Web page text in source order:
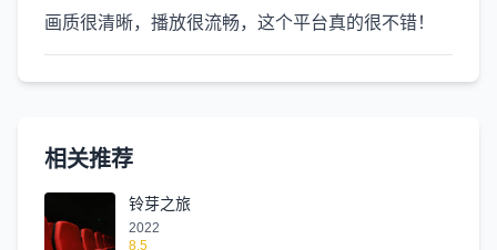
画质很清晰，播放很流畅，这个平台真的很不错！
相关推荐
铃芽之旅
2022
8.5